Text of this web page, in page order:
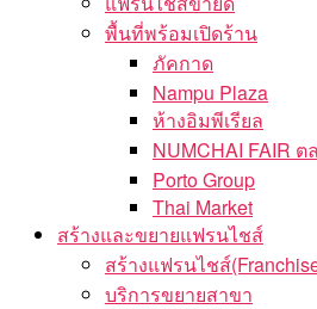
พื้นที่พร้อมเปิดร้าน
ภัคกาด
Nampu Plaza
ห้างอิมพีเรียล
NUMCHAI FAIR
Porto Group
Thai Market
สร้างและขยายแฟรนไชส์
สร้างแฟรนไชส์
บริการขยายสาขา